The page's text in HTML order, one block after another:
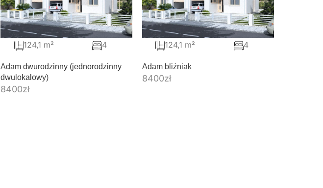
Adam dwurodzinny (jednorodzinny
dwulokalowy)
8400zł
124,1 m² 4
Adam bliźniak
8400zł
124,1 m² 4